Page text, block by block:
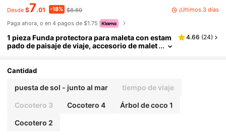
Desde $7.01 -18% $8.60
¡Últimos 3 días
Paga ahora, o en 4 pagos de $1.75
1 pieza Funda protectora para maleta con estam
pado de paisaje de viaje, accesorio de malet
e equipaje, regreso a la escuela, para dar color a
das. Bolsa para la escuela, accesorios escolare
s, cosas de la escuela
4.66 (24)
Cantidad
puesta de sol - junto al mar tiempo de viaje
Cocotero 3 Cocotero 4 Árbol de coco 1
Cocotero 2